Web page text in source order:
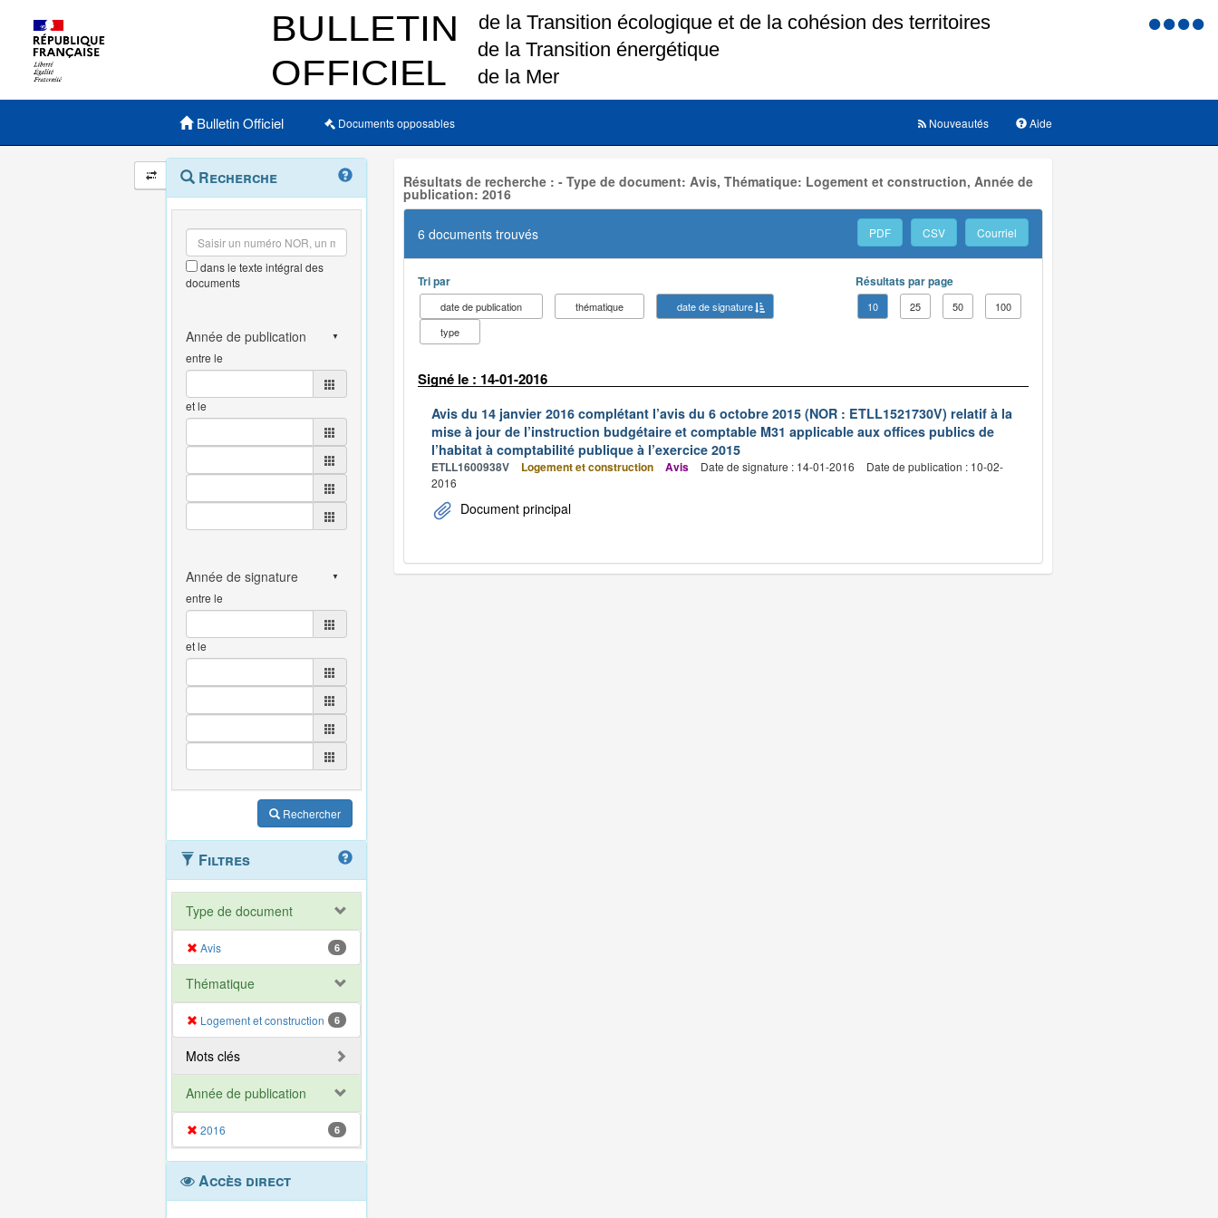
Menu
Menu principal
Bulletin Officiel Documents opposables Aide
Nouveautés
Navigation
et
outils
annexes
Menu
contextuel
Recherche
dans le texte intégral des
documents
entre le
et le
entre le
et le
Rechercher
Filtres
Type de document
Avis 6
Thématique
Logement et construction 6
Mots clés
Année de publication
2016 6
Accès direct
Résultats de recherche : - Type de document: Avis, Thématique: Logement et construction, Année de
publication: 2016
6 documents trouvés PDF CSV Courriel
Tri par
date de publication thématique
date de signature
type
Résultats par page
10 25 50 100
Signé le : 14-01-2016
Avis du 14 janvier 2016 complétant l’avis du 6 octobre 2015 (NOR : ETLL1521730V) relatif à la
mise à jour de l’instruction budgétaire et comptable M31 applicable aux offices publics de
l’habitat à comptabilité publique à l’exercice 2015
ETLL1600938V Logement et construction Avis Date de signature : 14-01-2016
Date de publication : 10-02-
2016
Document principal